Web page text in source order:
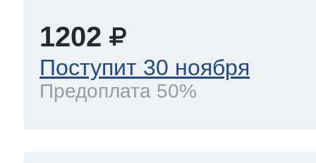
1202
Поступит 30 ноября
Предоплата 50%